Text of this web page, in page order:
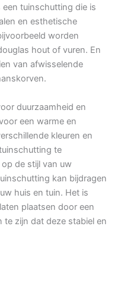
tuinschutting die is
en esthetische
worden
hout of vuren. En
van afwisselende
duurzaamheid en
een warme en
kleuren en
te
de stijl van uw
kan bijdragen
huis en tuin. Het is
plaatsen door een
zijn dat deze stabiel en